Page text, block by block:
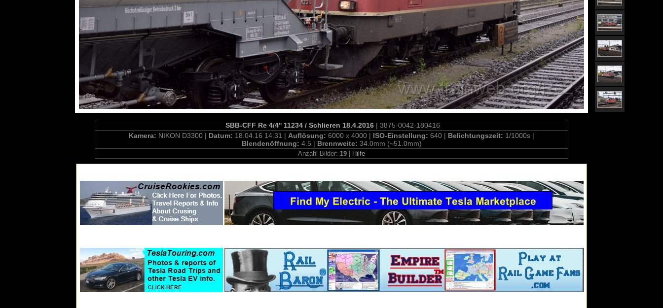
SBB-CFF Re 4/4'' 11234 / Schlieren 18.4.2016| 3875-0042-180416
Kamera: NIKON D3300 | Datum: 18.04.16 14:31 | Auflösung: 6000 x 4000 | ISO-Einstellung: 640 | Belichtungszeit: 1/1000s |
Blendenöffnung: 4.5 | Brennweite: 34.0mm (~51.0mm)
Anzahl Bilder: 19 Hilfe